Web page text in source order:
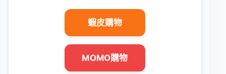
蝦皮購物
MOMO購物